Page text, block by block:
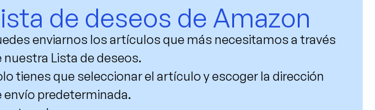
de deseos de Amazon
enviarnos los artículos que más necesitamos a través
nuestra Lista de deseos.
tienes que seleccionar el artículo y escoger la dirección
envío predeterminada.